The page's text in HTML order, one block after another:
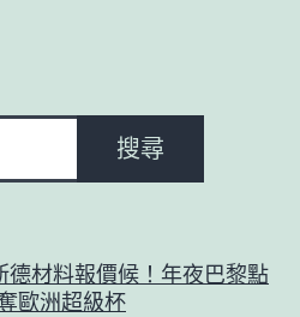
搜尋
德材料報價候！年夜巴黎點
歐洲超級杯